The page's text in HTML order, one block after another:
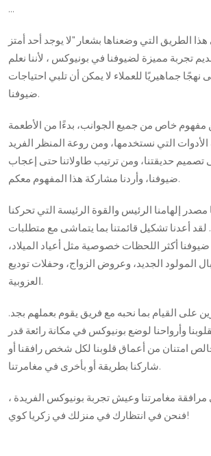
...
الطريق التي وضعناها بشعار "لا يوجد أحد أمتز
تجربة مميزة لضيوفنا في بونيوكس ، لأننا نعلم
نهجًا جماهيريًا للعملاء لا يمكن أن تلبي احتياجات
ضيوفنا.
مفهوم خاص من جميع الجوانب، بدءًا من الأطعمة
التي نستخدمها، ومن روعة المنظر الفريد
تصميم حديقتنا، ومن ترتيب طاولاتنا حتى إعجاب
ضيوفنا، وأردنا مشاركة هذا المفهوم معكم.
إلهامنا الرئيس والقوة الرئيسة التي تحركنا
لقد أعدنا تشكيل قائمتنا بما يتماشى مع متطلبات
ضيوفنا أكثر اللحظات خصوصية مثل أعياد الميلاد،
المولود الجديد، وعروض الزواج، وحفلات توديع
العزوبية.
على القيام بما نحبه مع فريق يقوم بعملهم بجد.
وأرواحنا لوضع بونيوكس في مكانة رائعة قدر
امتنان من أعماق قلوبنا لكل شخص رافقنا أو
شاركنا بطريقة أو بأخرى في مغامرتنا.
مغامرتنا وعيش تجربة بونيوكس الفريدة ،
فنحن في انتظارك في منزلك في زكريا كوي!